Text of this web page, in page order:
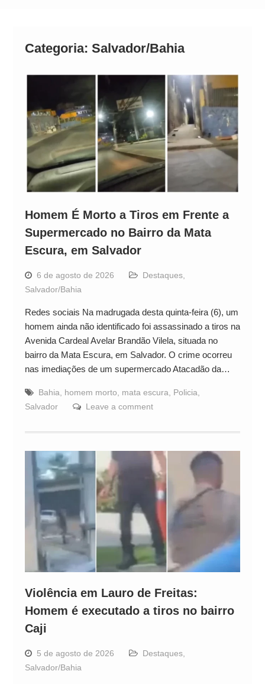
Categoria: Salvador/Bahia
Homem É Morto a Tiros em Frente a
Supermercado no Bairro da Mata
Escura, em Salvador
6 de agosto de 2026 Destaques,
Salvador/Bahia
Redes sociais Na madrugada desta quinta-feira (6), um
homem ainda não identificado foi assassinado a tiros na
Avenida Cardeal Avelar Brandão Vilela, situada no
bairro da Mata Escura, em Salvador. O crime ocorreu
nas imediações de um supermercado Atacadão da…
Bahia homem morto mata escura Policia
Salvador
Leave a comment
Violência em Lauro de Freitas:
Homem é executado a tiros no bairro
Caji
5 de agosto de 2026 Destaques,
Salvador/Bahia